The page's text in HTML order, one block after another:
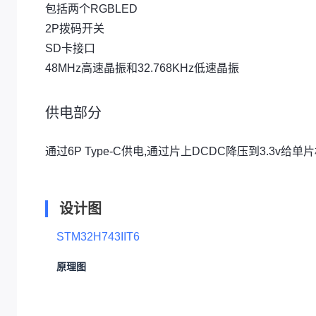
包括两个RGBLED
2P拨码开关
SD卡接口
48MHz高速晶振和32.768KHz低速晶振
供电部分
通过6P Type-C供电,通过片上DCDC降压到3.3v给单
设计图
STM32H743IIT6
原理图